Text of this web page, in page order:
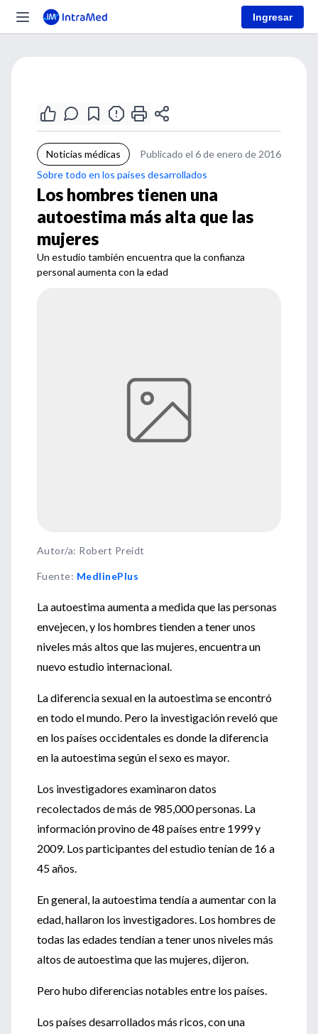
Ingresar
Noticias médicas
Publicado el 6 de enero de 2016
Sobre todo en los países desarrollados
Los hombres tienen una
autoestima más alta que las
mujeres
Un estudio también encuentra que la confianza
personal aumenta con la edad
Autor/a: Robert Preidt
Fuente: MedlinePlus
La autoestima aumenta a medida que las personas
envejecen, y los hombres tienden a tener unos
niveles más altos que las mujeres, encuentra un
nuevo estudio internacional.
La diferencia sexual en la autoestima se encontró
en todo el mundo. Pero la investigación reveló que
en los países occidentales es donde la diferencia
en la autoestima según el sexo es mayor.
Los investigadores examinaron datos
recolectados de más de 985,000 personas. La
información provino de 48 países entre 1999 y
2009. Los participantes del estudio tenían de 16 a
45 años.
En general, la autoestima tendía a aumentar con la
edad, hallaron los investigadores. Los hombres de
todas las edades tendían a tener unos niveles más
altos de autoestima que las mujeres, dijeron.
Pero hubo diferencias notables entre los países.
Los países desarrollados más ricos, con una